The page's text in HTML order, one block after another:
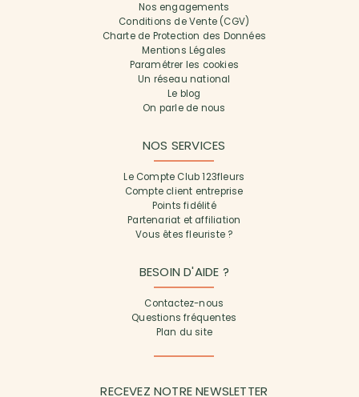
Nos engagements
Conditions de Vente (CGV)
Charte de Protection des Données
Mentions Légales
Paramétrer les cookies
Un réseau national
Le blog
On parle de nous
NOS SERVICES
Le Compte Club 123fleurs
Compte client entreprise
Points fidélité
Partenariat et affiliation
Vous êtes fleuriste ?
BESOIN D'AIDE ?
Contactez-nous
Questions fréquentes
Plan du site
RECEVEZ NOTRE NEWSLETTER